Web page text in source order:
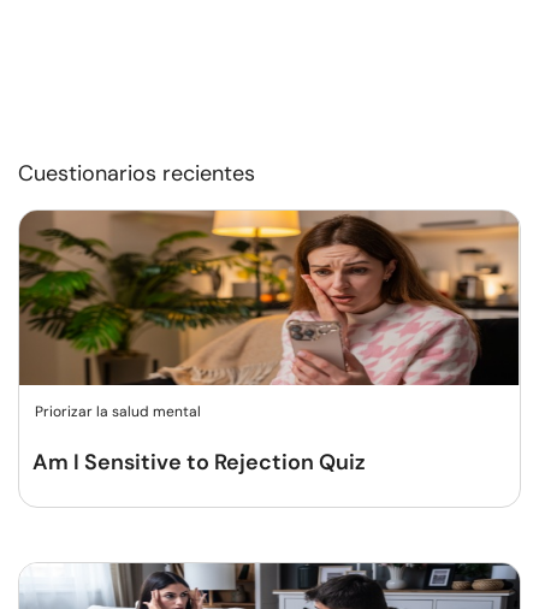
Cuestionarios recientes
Priorizar la salud mental
Am I Sensitive to Rejection Quiz